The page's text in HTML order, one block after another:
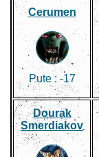
Cerumen
Pute :-17
Dourak
Smerdiakov